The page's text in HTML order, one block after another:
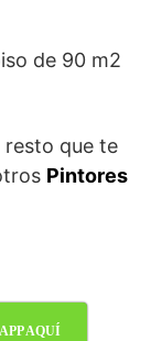
de 90 m2
resto que te
Pintores
AQUÍ